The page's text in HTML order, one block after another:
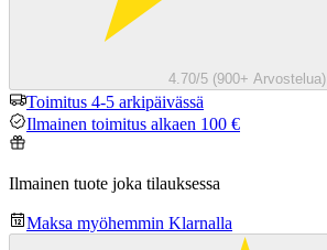
4.70/5 (900+ Arvostelua)
Toimitus 4-5 arkipäivässä
Ilmainen toimitus alkaen 100 €
Ilmainen tuote joka tilauksessa
Maksa myöhemmin Klarnalla